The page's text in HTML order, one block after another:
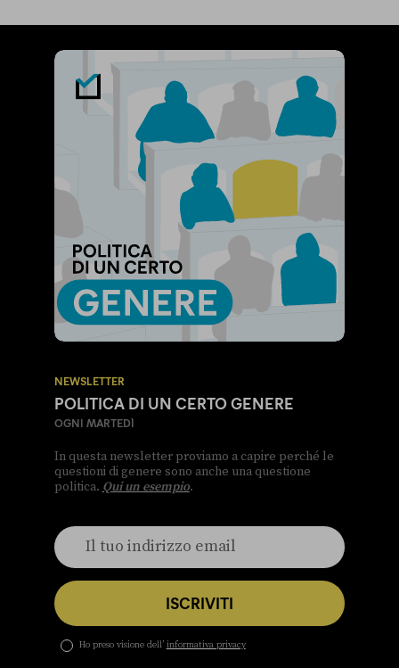
NEWSLETTER
POLITICA DI UN CERTO GENERE
OGNI MARTEDÌ
In questa newsletter proviamo a capire perché le
questioni di genere sono anche una questione
politica. Qui un esempio.
ISCRIVITI
Ho preso visione dell’ informativa privacy